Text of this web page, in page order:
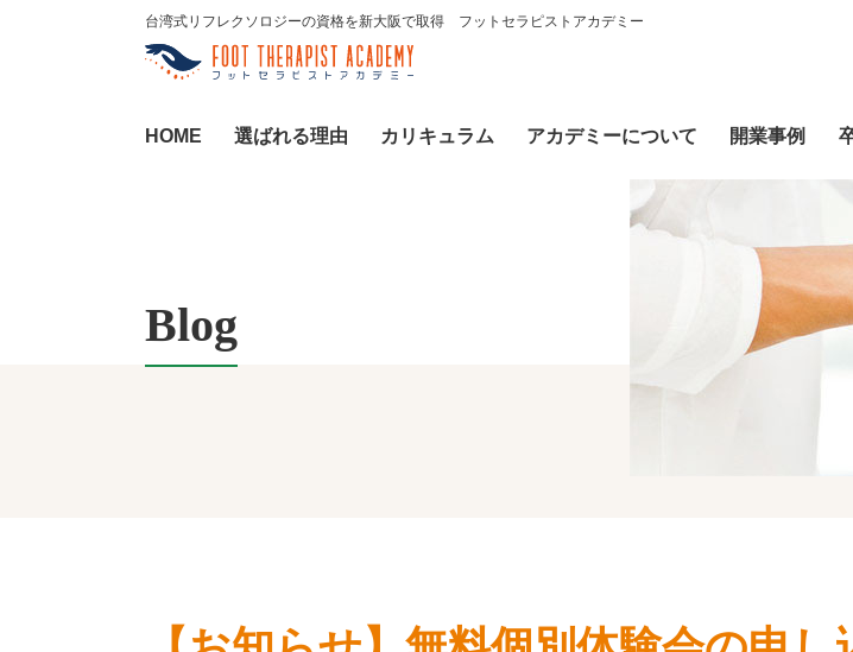
台湾式リフレクソロジーの資格を新大阪で取得 フットセラピストアカデミー
HOME 選ばれる理由 カリキュラム アカデミーについて 開業事例
Blog